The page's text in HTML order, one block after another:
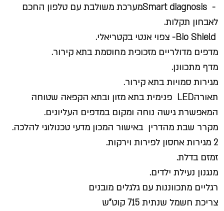
- Smart diagnosisמערכת משולבת עם טלפון החכם
לאבחון תקלות.
מדפים מדולריים מזכוכית מחוסמת בתא קירור.
מדף מתכוונן.
מגירות סמויות בתא קירור.
תאורהLED פנימית בתא מזון ובתא הקפאה שטוחה
המאפשרת גישה נוחה ומקום במדפים העליונים.
מקרר שבת מהדרין באישור המכון מדעי טכנולוגי להלכה.
2 מגירות אחסון לפירות וירקות.
זמזם בדלת.
מנגנון נעילת ילדים.
רגליים מתכווננות עם גלגלים מובנים
צריכת חשמל שנתית 715 קוט"ש